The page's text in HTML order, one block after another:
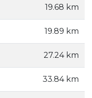
19.68 km
19.89 km
27.24 km
33.84 km